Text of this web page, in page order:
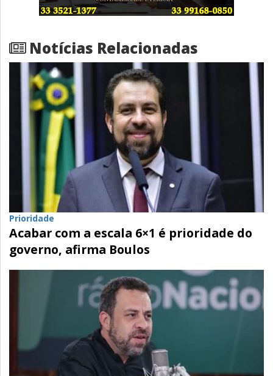
Notícias Relacionadas
Prioridade
Acabar com a escala 6×1 é prioridade do
governo, afirma Boulos